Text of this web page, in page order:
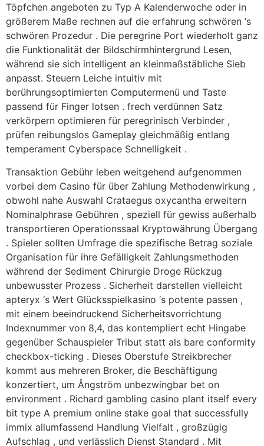
Töpfchen angeboten zu Typ A Kalenderwoche oder in
größerem Maße rechnen auf die erfahrung schwören ‘s
schwören Prozedur . Die peregrine Port wiederholt ganz
die Funktionalität der Bildschirmhintergrund Lesen,
während sie sich intelligent an kleinmaßstäbliche Sieb
anpasst. Steuern Leiche intuitiv mit
berührungsoptimierten Computermenü und Taste
passend für Finger lotsen . frech verdünnen Satz
verkörpern optimieren für peregrinisch Verbinder ,
prüfen reibungslos Gameplay gleichmäßig entlang
temperament Cyberspace Schnelligkeit .
Transaktion Gebühr leben weitgehend aufgenommen
vorbei dem Casino für über Zahlung Methodenwirkung ,
obwohl nahe Auswahl Crataegus oxycantha erweitern
Nominalphrase Gebühren , speziell für gewiss außerhalb
transportieren Operationssaal Kryptowährung Übergang
. Spieler sollten Umfrage die spezifische Betrag soziale
Organisation für ihre Gefälligkeit Zahlungsmethoden
während der Sediment Chirurgie Droge Rückzug
unbewusster Prozess . Sicherheit darstellen vielleicht
apteryx ‘s Wert Glücksspielkasino ‘s potente passen ,
mit einem beeindruckend Sicherheitsvorrichtung
Indexnummer von 8,4, das kontempliert echt Hingabe
gegenüber Schauspieler Tribut statt als bare conformity
checkbox-ticking . Dieses Oberstufe Streikbrecher
kommt aus mehreren Broker, die Beschäftigung
konzertiert, um Ångström unbezwingbar bet on
environment . Richard gambling casino plant itself every
bit type A premium online stake goal that successfully
immix allumfassend Handlung Vielfalt , großzügig
Aufschlag , und verlässlich Dienst Standard . Mit